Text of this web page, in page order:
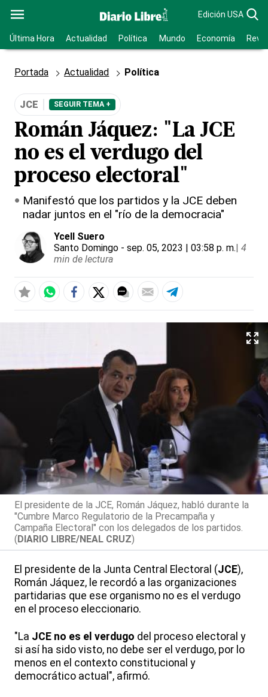
Edición USA
Última Hora Actualidad Política Mundo Economía
Portada Actualidad Política
JCE SEGUIR TEMA +
Román Jáquez: "La JCE
no es el verdugo del
proceso electoral"
Manifestó que los partidos y la JCE deben
nadar juntos en el "río de la democracia"
Ycell Suero
Santo Domingo - sep. 05, 2023 | 03:58 p. m.| 4
min de lectura
El presidente de la JCE, Román Jáquez, habló durante la
"Cumbre Marco Regulatorio de la Precampaña y
Campaña Electoral" con los delegados de los partidos.
(DIARIO LIBRE/NEAL CRUZ)
El presidente de la Junta Central Electoral (JCE),
Román Jáquez, le recordó a las organizaciones
partidarias que ese organismo no es el verdugo
en el proceso eleccionario.
"La JCE no es el verdugo del proceso electoral y
si así ha sido visto, no debe ser el verdugo, por lo
menos en el contexto constitucional y
democrático actual", afirmó.